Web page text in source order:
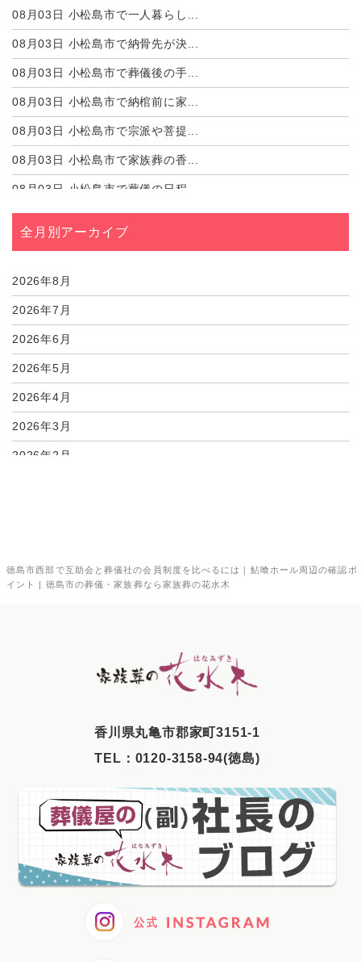
徳島市西部で互助会と葬儀社の会員制度を比べるには｜鮎喰ホール周辺の確認ポ
イント | 徳島市の葬儀・家族葬なら家族葬の花水木
08月03日 小松島市で一人暮らし...
08月03日 小松島市で納骨先が決...
08月03日 小松島市で葬儀後の手...
08月03日 小松島市で納棺前に家...
08月03日 小松島市で宗派や菩提...
08月03日 小松島市で家族葬の香...
08月03日 小松島市で葬儀の日程...
08月03日小松島市で葬儀の食事...
全月別アーカイブ
2026年8月
2026年7月
2026年6月
2026年5月
2026年4月
2026年3月
2026年2月
2025年10月
2025年2月
2025年1月
2024年12月
2024年11月
⾹川県丸⻲市郡家町3151-1
TEL： 0120-3158-94(徳島)